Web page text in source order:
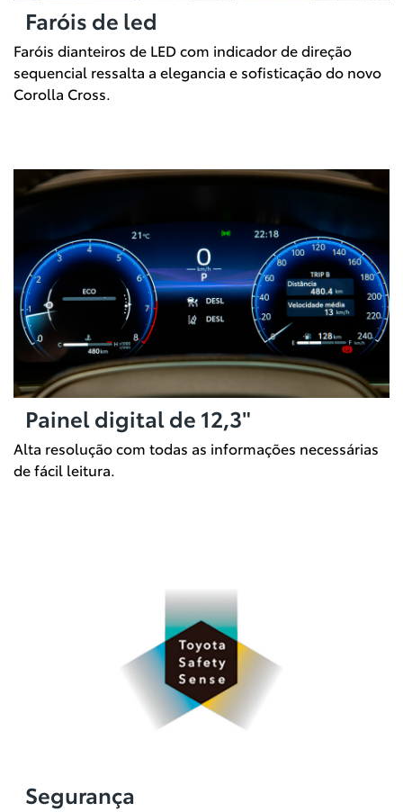
Faróis de led
Faróis dianteiros de LED com indicador de direção
sequencial ressalta a elegancia e sofisticação do novo
Corolla Cross.
Painel digital de 12,3"
Alta resolução com todas as informações necessárias
de fácil leitura.
Segurança